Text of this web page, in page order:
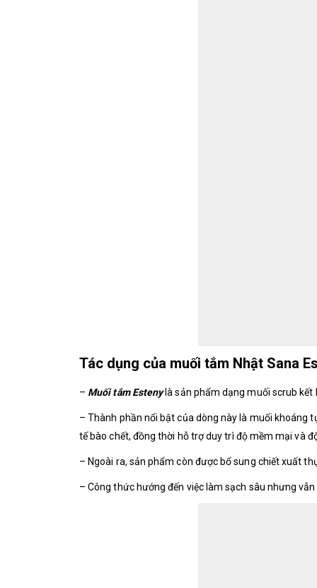
Tác dụng của muối tắm Nhật Sana
– Muối tắm Estenylà sản phẩm dạng muối scrub
– Thành phần nổi bật của dòng này là muối khoáng
tế bào chết, đồng thời hỗ trợ duy trì độ mềm mại và
– Ngoài ra, sản phẩm còn được bổ sung chiết xuất
– Công thức hướng đến việc làm sạch sâu nhưng